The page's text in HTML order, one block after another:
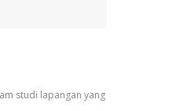
studi lapangan yang